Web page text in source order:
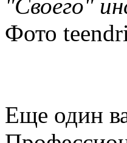
"Своего"
Фото
Еще один